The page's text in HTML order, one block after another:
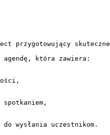
przygotowujący
agendę, która zawiera:
wysłania uczestnikom.